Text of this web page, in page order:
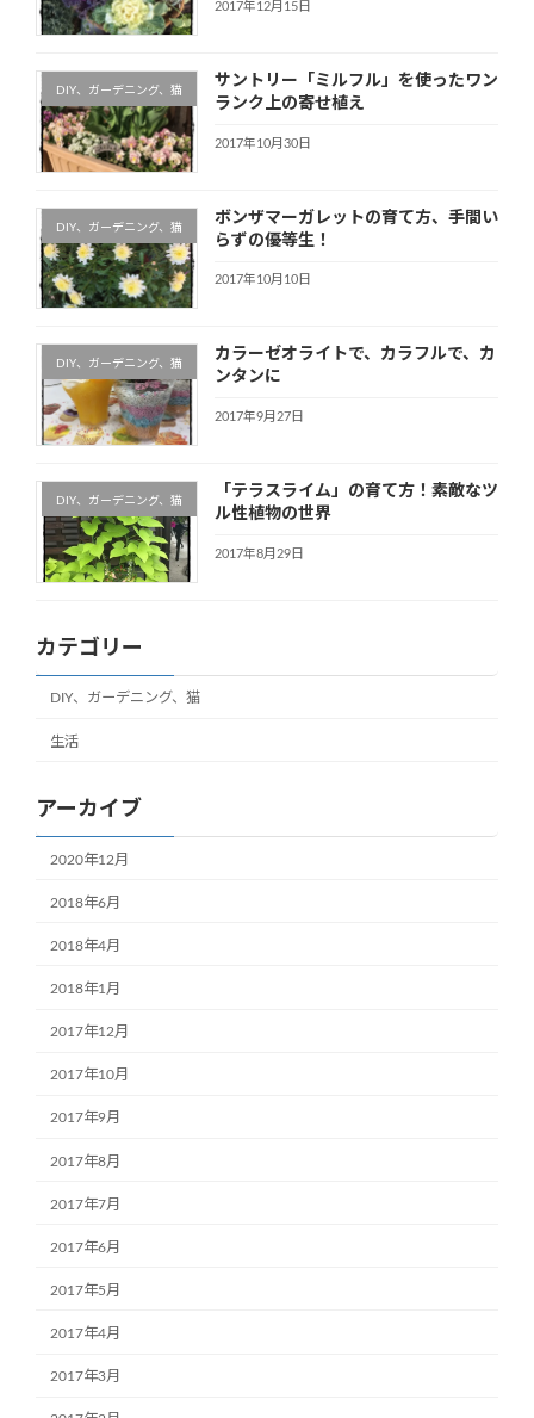
2017年12月15日
DIY、ガーデニング、猫
サントリー「ミルフル」を使ったワン
ランク上の寄せ植え
2017年10月30日
DIY、ガーデニング、猫
ボンザマーガレットの育て方、手間い
らずの優等生！
2017年10月10日
DIY、ガーデニング、猫
カラーゼオライトで、カラフルで、カ
ンタンに
2017年9月27日
DIY、ガーデニング、猫
「テラスライム」の育て方！素敵なツ
ル性植物の世界
2017年8月29日
カテゴリー
DIY、ガーデニング、猫
生活
アーカイブ
2020年12月
2018年6月
2018年4月
2018年1月
2017年12月
2017年10月
2017年9月
2017年8月
2017年7月
2017年6月
2017年5月
2017年4月
2017年3月